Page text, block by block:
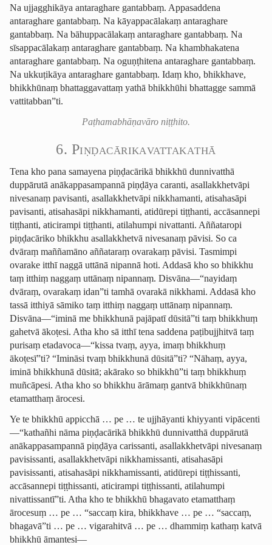
Na ujjagghikāya antaraghare gantabbaṃ. Appasaddena
antaraghare gantabbaṃ. Na kāyappacālakaṃ antaraghare
gantabbaṃ. Na bāhuppacālakaṃ antaraghare gantabbaṃ. Na
sīsappacālakaṃ antaraghare gantabbaṃ. Na khambhakatena
antaraghare gantabbaṃ. Na oguṇṭhitena antaraghare gantabbaṃ.
Na ukkuṭikāya antaraghare gantabbaṃ. Idaṃ kho, bhikkhave,
bhikkhūnaṃ bhattag­ga­vattaṃ yathā bhikkhūhi bhattagge sammā
vattitabban”ti.
Paṭha­ma­bhā­ṇavāro niṭṭhito.
6. Piṇḍa­cārika­vatta­ka­thā
Tena kho pana samayena piṇḍacārikā bhikkhū dunnivatthā
duppārutā anā­kappa­sam­pannā piṇḍāya caranti, asallak­khetvāpi
nivesanaṃ pavisanti, asallak­khetvāpi nikkhamanti, atisahasāpi
pavisanti, atisahasāpi nikkhamanti, atidūrepi tiṭṭhanti, accāsannepi
tiṭṭhanti, aticirampi tiṭṭhanti, atilahumpi nivattanti. Aññataropi
piṇḍacāriko bhikkhu asallakkhetvā nivesanaṃ pāvisi. So ca
dvāraṃ maññamāno aññataraṃ ovarakaṃ pāvisi. Tasmimpi
ovarake itthī naggā uttānā nipannā hoti. Addasā kho so bhikkhu
taṃ itthiṃ naggaṃ uttānaṃ nipannaṃ. Disvāna—“nayidaṃ
dvāraṃ, ovarakaṃ idan”ti tamhā ovarakā nikkhami. Addasā kho
tassā itthiyā sāmiko taṃ itthiṃ naggaṃ uttānaṃ nipannaṃ.
Disvāna—“iminā me bhikkhunā pajāpatī dūsitā”ti taṃ bhikkhuṃ
gahetvā ākoṭesi. Atha kho sā itthī tena saddena paṭibujjhitvā taṃ
purisaṃ etadavoca—“kissa tvaṃ, ayya, imaṃ bhikkhuṃ
ākoṭesī”ti? “Imināsi tvaṃ bhikkhunā dūsitā”ti? “Nāhaṃ, ayya,
iminā bhikkhunā dūsitā; akārako so bhikkhū”ti taṃ bhikkhuṃ
muñcāpesi. Atha kho so bhikkhu ārāmaṃ gantvā bhikkhūnaṃ
etamatthaṃ ārocesi.
Ye te bhikkhū appicchā … pe … te ujjhāyanti khiyyanti vipācenti
—“kathañhi nāma piṇḍacārikā bhikkhū dunnivatthā duppārutā
anā­kappa­sam­pannā piṇḍāya carissanti, asallak­khetvāpi nivesanaṃ
pavisissanti, asallak­khetvāpi nikkhamissanti, atisahasāpi
pavisissanti, atisahasāpi nikkhamissanti, atidūrepi tiṭṭhissanti,
accāsannepi tiṭṭhissanti, aticirampi tiṭṭhissanti, atilahumpi
nivattissantī”ti. Atha kho te bhikkhū bhagavato etamatthaṃ
ārocesuṃ … pe … “saccaṃ kira, bhikkhave … pe … “saccaṃ,
bhagavā”ti … pe … vigarahitvā … pe … dhammiṃ kathaṃ katvā
bhikkhū āmantesi—